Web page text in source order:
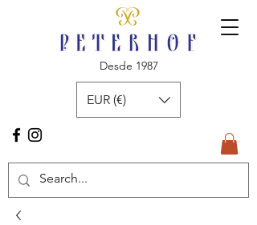
Desde 1987
EUR (€)